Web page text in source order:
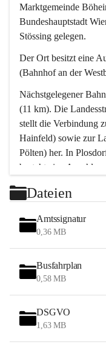
Marktgemeinde
Bundeshauptstadt
Stössing gelegen.
Der Ort besitzt eine
(Bahnhof an der
Nächstgelegener
(11 km). Die
stellt die Verbindung
Hainfeld) sowie zur
Pölten) her. In
besteht eine
Wien erreicht man in
Stössing zählt noch
zum
„ihre Wiener“. Seit
Wochenendhäuser im
waldreichen
Das Wandern ist aus
Tätigkeit. Das
Wiesen, Wälder und
Dateien
Amtssignatur
0,36 MB
Busfahrplan
0,58 MB
DSGVO
1,63 MB